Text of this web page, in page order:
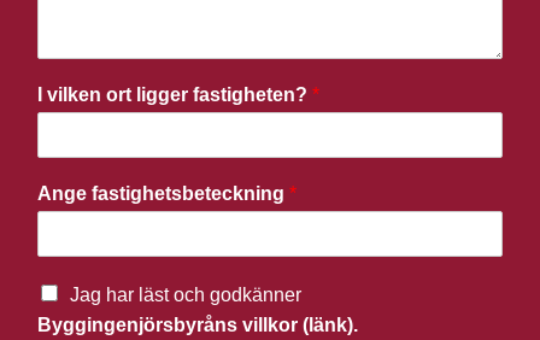
I vilken ort ligger fastigheten? *
Ange fastighetsbeteckning *
Jag har läst och godkänner
Byggingenjörsbyråns villkor (länk).